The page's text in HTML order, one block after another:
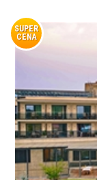
SUPER
CENA